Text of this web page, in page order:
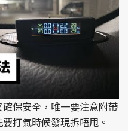
保安全，唯一要注意附帶
打氣時候發現拆唔甩。